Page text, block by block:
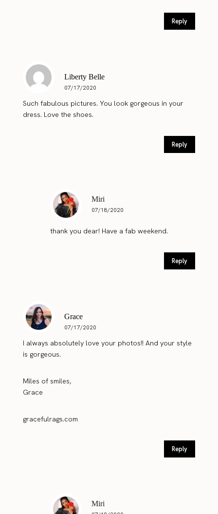
Reply
Liberty Belle
07/17/2020
Such fabulous pictures. You look gorgeous in your
dress. Love the shoes.
Reply
Miri
07/18/2020
thank you dear! Have a fab weekend.
Reply
Grace
07/17/2020
I always absolutely love your photos!! And your style
is gorgeous.
Miles of smiles,
Grace
gracefulrags.com
Reply
Miri